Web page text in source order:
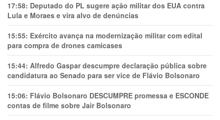
17:58: Deputado do PL sugere ação militar dos EUA contra
Lula e Moraes e vira alvo de denúncias
15:55: Exército avança na modernização militar com edital
para compra de drones camicases
15:44: Alfredo Gaspar descumpre declaração pública sobre
candidatura ao Senado para ser vice de Flávio Bolsonaro
15:06: Flávio Bolsonaro DESCUMPRE promessa e ESCONDE
contas de filme sobre Jair Bolsonaro